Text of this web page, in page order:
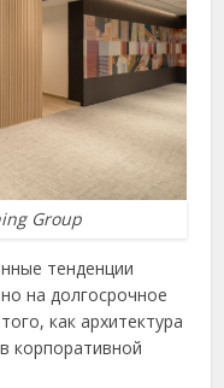
Group
тенденции
на долгосрочное
как архитектура
корпоративной